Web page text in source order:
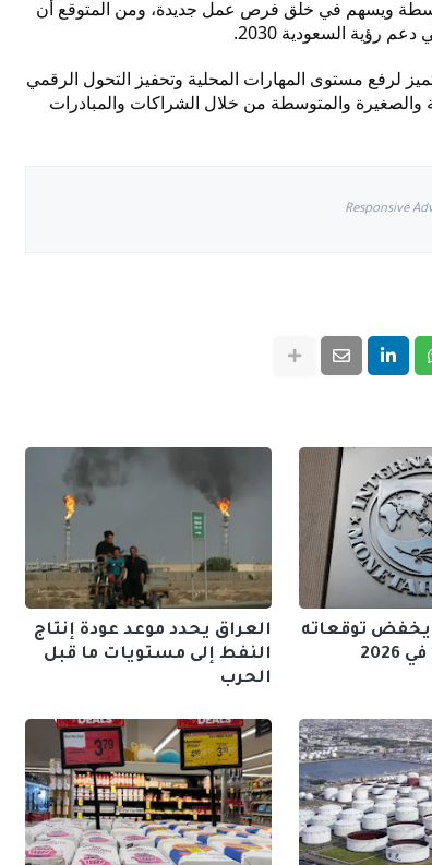
ويسهم في خلق فرص عمل جديدة، ومن المتوقع أن
رؤية السعودية 2030.
لرفع مستوى المهارات المحلية وتحفيز التحول الرقمي
والمتوسطة من خلال الشراكات والمبادرات
Responsive
يخفض توقعاته
العراق يحدد موعد عودة إنتاج
النفط إلى مستويات ما قبل
الحرب